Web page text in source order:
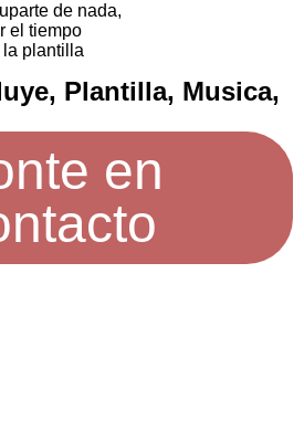
de nada,
el tiempo
la plantilla
Plantilla, Musica,
en